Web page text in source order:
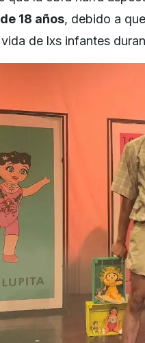
18 años, debido a
de lxs infantes